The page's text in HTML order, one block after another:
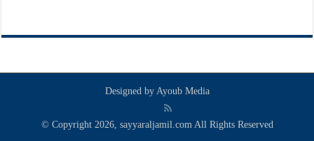
Designed by Ayoub Media
© Copyright 2026, sayyaraljamil.com All Rights Reserved